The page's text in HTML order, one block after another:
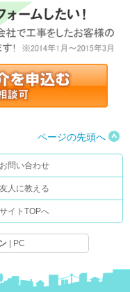
ページの先頭へ
お問い合わせ
友人に教える
サイトTOPへ
PC